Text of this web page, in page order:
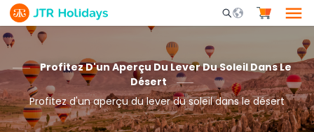
Mobile Search
Profitez D'un Aperçu Du Lever Du Soleil Dans Le
Désert
Profitez d'un aperçu du lever du soleil dans le désert